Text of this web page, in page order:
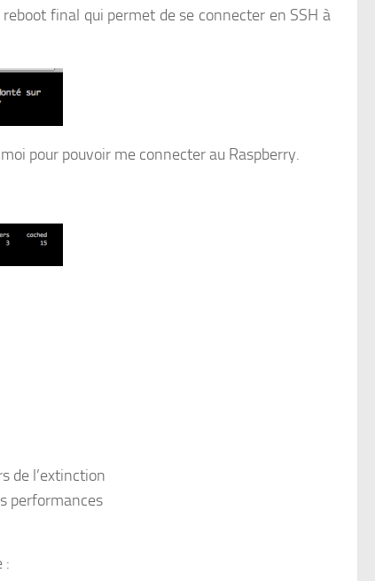
final qui permet de se connecter en SSH à
pour pouvoir me connecter au Raspberry.
de l’extinction
performances
: